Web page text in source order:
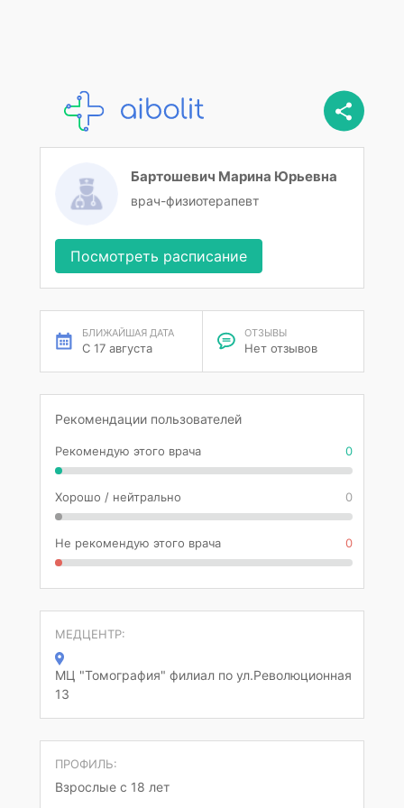
Бартошевич Марина Юрьевна
врач-физиотерапевт
Посмотреть расписание
БЛИЖАЙШАЯ ДАТА
С 17 августа
ОТЗЫВЫ
Нет отзывов
Рекомендации пользователей
Рекомендую этого врача 0
Хорошо / нейтрально 0
Не рекомендую этого врача 0
МЕДЦЕНТР:
МЦ "Томография" филиал по ул.Революционная
13
ПРОФИЛЬ:
Взрослые с 18 лет